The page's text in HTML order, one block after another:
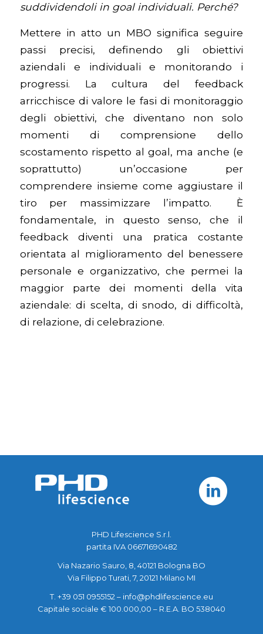
suddividendoli in goal individuali. Perché?
Mettere in atto un MBO significa seguire
passi precisi, definendo gli obiettivi
aziendali e individuali e monitorando i
progressi. La cultura del feedback
arricchisce di valore le fasi di monitoraggio
degli obiettivi, che diventano non solo
momenti di comprensione dello
scostamento rispetto al goal, ma anche (e
soprattutto) un’occasione per
comprendere insieme come aggiustare il
tiro per massimizzare l’impatto. È
fondamentale, in questo senso, che il
feedback diventi una pratica costante
orientata al miglioramento del benessere
personale e organizzativo, che permei la
maggior parte dei momenti della vita
aziendale: di scelta, di snodo, di difficoltà,
di relazione, di celebrazione.
PHD Lifescience S.r.l.
partita IVA 06671690482
Via Nazario Sauro, 8, 40121 Bologna BO
Via Filippo Turati, 7, 20121 Milano MI
T. +39 051 0955152 – info@phdlifescience.eu
Capitale sociale € 100.000,00 – R.E.A. BO 538040